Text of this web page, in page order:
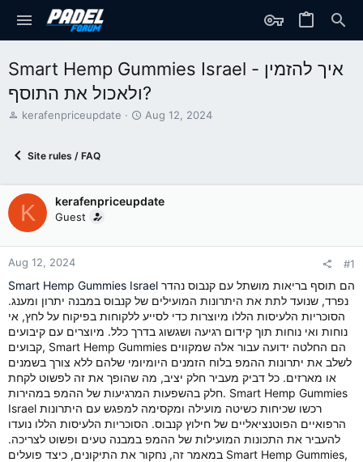
Smart Hemp Gummies Israel - איך להזמין
ולאכול את התוסף?
T
d
t
a
r
t
r
kerafenpriceupdate
S
d
a
Aug 12, 2024
Site rules / FAQ
K kerafenpriceupdate
Guest
Aug 12, 2024 #1
Smart Hemp Gummies Israel
נפרד, שנועד לתת את היתרונות המועילים של קנבוס במבנה יתרון ומענג.
הסוכריות הלעיסות הללו מיוצרות כדי לסייע ללקוחות בפיקוח על לחץ, אי
נוחות ואי נוחות תוך קידום רגיעה ושגשוג בדרך כלל. מיוצרים עם קיבועים
קבועים, Smart Hemp Gummies הם החלטה ידועה עבור אלה שמקווים
לשלב את יתרונות ההמפ בלוח הזמנים היומיומי שלהם ללא צורך בשמנים
או מארזים. כל דביק מעביר חלק יציב, מה שהופך את זה לפשוט לקחת
חלק בהשפעות המרגיעות של ההמפ במהירות. Smart Hemp Gummies
Israel רכשו שכיחות כשיטה מועילה ומקסימה למפגש עם היתרונות
הרפואיים הפוטנציאליים של חילוץ קנבוס. הסוכריות הלעיסות הללו נועדו
להעביר את התכונות המועילות של ההמפ במבנה טעים ופשוט לצריכה.
במאמר זה, נחקור את התיקונים, כיצד פועלים Smart Hemp Gummies,